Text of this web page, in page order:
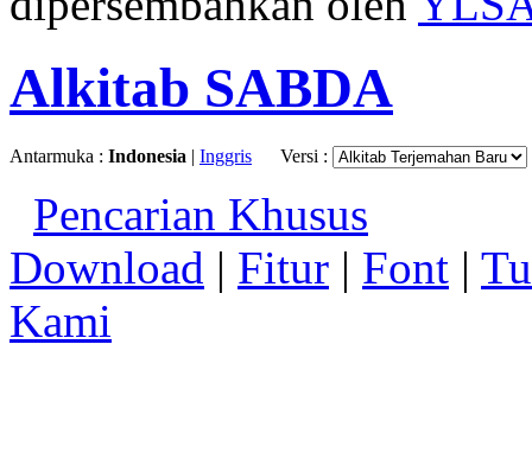
Alkitab SABDA
Antarmuka : Indonesia | Inggris Versi :
Pencarian Khusus
Download | Fitur | Font |
Kami